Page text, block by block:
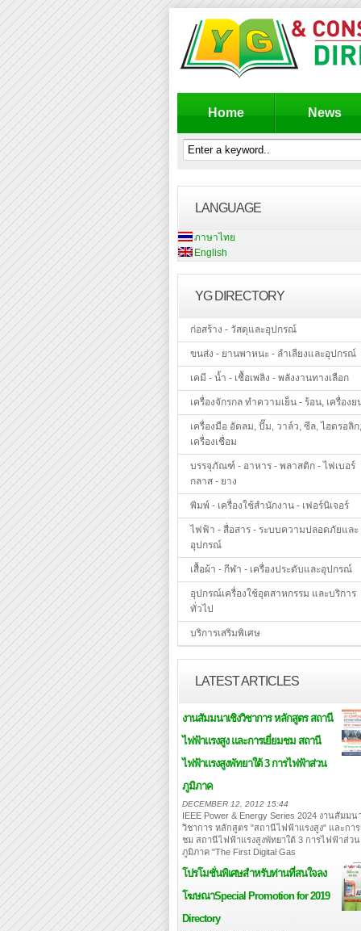
Home News
LANGUAGE
ภาษาไทย
English
YG DIRECTORY
ก่อสร้าง - วัสดุและอุปกรณ์
ขนส่ง - ยานพาหนะ - ลำเลียงและอุปกรณ์
เคมี - น้ำ - เชื้อเพลิง - พลังงานทางเลือก
เครื่องจักรกล ทำความเย็น - ร้อน, เครื่องย
เครื่องมือ อัดลม, ปั๊ม, วาล์ว, ซีล, ไฮดรอลิก,
เครื่องเชื่อม
บรรจุภัณฑ์ - อาหาร - พลาสติก - ไฟเบอร์
กลาส - ยาง
พิมพ์ - เครื่องใช้สำนักงาน - เฟอร์นิเจอร์
ไฟฟ้า - สื่อสาร - ระบบความปลอดภัยและ
อุปกรณ์
เสื้อผ้า - กีฬา - เครื่องประดับและอุปกรณ์
อุปกรณ์เครื่องใช้อุตสาหกรรม และบริการ
ทั่วไป
บริการเสริมพิเศษ
LATEST ARTICLES
งานสัมมนาเชิงวิชาการ หลักสูตร สถานี
ไฟฟ้าแรงสูง และการเยี่ยมชม สถานี
ไฟฟ้าแรงสูงพัทยาใต้ 3 การไฟฟ้าส่วน
ภูมิภาค
DECEMBER 12, 2012 15:44
IEEE Power & Energy Series 2024 งานสัมมน
วิชาการ หลักสูตร "สถานีไฟฟ้าแรงสูง" และการ
ชม สถานีไฟฟ้าแรงสูงพัทยาใต้ 3 การไฟฟ้าส่วน
ภูมิภาค "The First Digital Gas
โปรโมชั่นพิเศษสำหรับท่านที่สนใจลง
โฆษณาSpecial Promotion for 2019
Directory